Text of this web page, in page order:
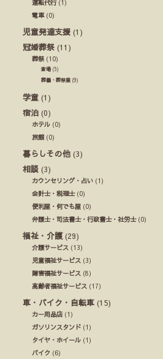
運転代行(1)
電車(0)
児童発達支援 (1)
冠婚葬祭 (11)
葬祭(10)
斎場(5)
葬儀・葬祭業 (9)
学童 (1)
宿泊 (0)
ホテル (0)
旅館 (0)
暮らしその他 (3)
相談 (3)
カウンセリング・占い (1)
会計士・税理士(0)
便利屋・何でも屋 (0)
弁護士・司法書士・行政書士・社労士(0)
福祉・介護(29)
介護サービス (13)
児童福祉サービス (3)
障害福祉サービス (8)
高齢者福祉サービス (17)
車・バイク・自転車 (15)
カー用品店 (1)
ガソリンスタンド (1)
タイヤ・ホイール (1)
バイク (6)